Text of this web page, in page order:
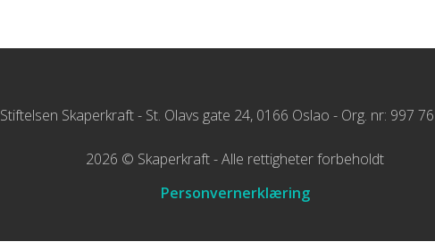
Stiftelsen Skaperkraft - St. Olavs gate 24, 0166 Oslao - Org. nr: 997
2026 © Skaperkraft - Alle rettigheter forbeholdt
Personvernerklæring